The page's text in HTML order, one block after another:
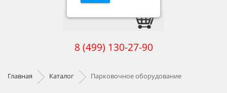
8 (499) 130-27-90
Главная Каталог Парковочное оборудование